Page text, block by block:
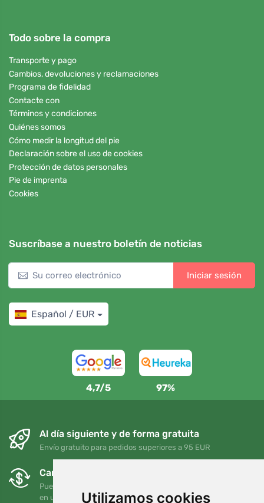
Utilizamos cookies
Todo sobre la compra
Transporte y pago
Cambios, devoluciones y reclamaciones
Programa de fidelidad
Contacte con
Términos y condiciones
Quiénes somos
Cómo medir la longitud del pie
Declaración sobre el uso de cookies
Protección de datos personales
Pie de imprenta
Cookies
Suscríbase a nuestro boletín de noticias
Iniciar sesión
Español / EUR
4,7/5 97%
Al día siguiente y de forma gratuita
Envío gratuito para pedidos superiores a 95 EUR
Cambios y devoluciones gratuitos
Puede devolver o cambiar su pedido en cualquier momento
en un plazo de 90 días